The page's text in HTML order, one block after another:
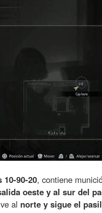
90-20, contiene
oeste y al sur del
al norte y sigue el